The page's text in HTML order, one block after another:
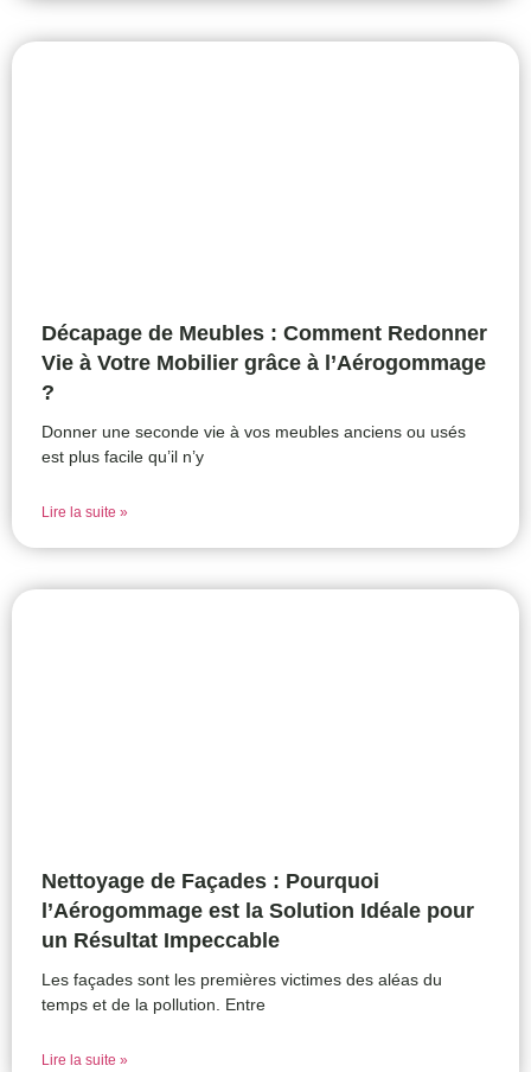
Décapage de Meubles : Comment Redonner
Vie à Votre Mobilier grâce à l’Aérogommage
?
Donner une seconde vie à vos meubles anciens ou usés
est plus facile qu’il n’y
Lire la suite »
Nettoyage de Façades : Pourquoi
l’Aérogommage est la Solution Idéale pour
un Résultat Impeccable
Les façades sont les premières victimes des aléas du
temps et de la pollution. Entre
Lire la suite »